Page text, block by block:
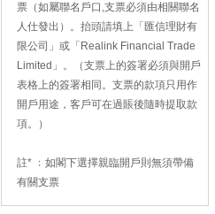
票（如屬聯名戶口,支票必須由相關聯名
人仕發出）。抬頭請填上「匯信理財有
限公司」或「Realink Financial Trade
Limited」。（支票上的簽署必須與開戶
表格上的簽署相同。支票的款項只用作
開戶用途，客戶可在過賬後隨時提取款
項。）
註* ﹕如閣下選擇親臨開戶則無須帶備
有關支票